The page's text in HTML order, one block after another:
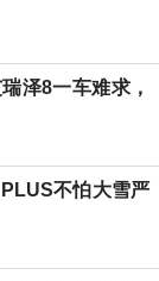
泽8一车难求，
不怕大雪严